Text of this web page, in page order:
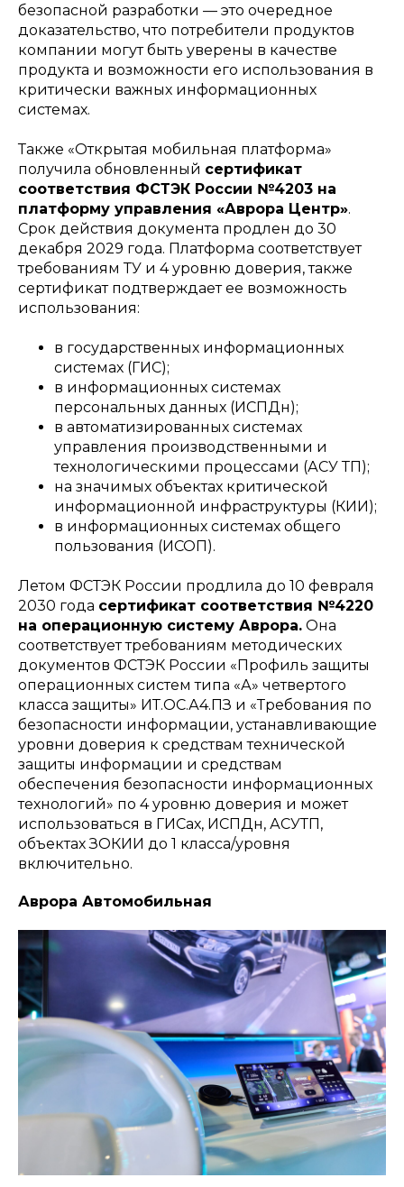
безопасной разработки — это очередное
доказательство, что потребители продуктов
компании могут быть уверены в качестве
продукта и возможности его использования в
критически важных информационных
системах.
Также «Открытая мобильная платформа»
получила обновленный сертификат
соответствия ФСТЭК России №4203 на
платформу управления «Аврора Центр».
Срок действия документа продлен до 30
декабря 2029 года. Платформа соответствует
требованиям ТУ и 4 уровню доверия, также
сертификат подтверждает ее возможность
использования:
в государственных информационных
системах (ГИС);
в информационных системах
персональных данных (ИСПДн);
в автоматизированных системах
управления производственными и
технологическими процессами (АСУ ТП);
на значимых объектах критической
информационной инфраструктуры (КИИ);
в информационных системах общего
пользования (ИСОП).
Летом ФСТЭК России продлила до 10 февраля
2030 года сертификат соответствия №4220
на операционную систему Аврора. Она
соответствует требованиям методических
документов ФСТЭК России «Профиль защиты
операционных систем типа «А» четвертого
класса защиты» ИТ.ОС.А4.ПЗ и «Требования по
безопасности информации, устанавливающие
уровни доверия к средствам технической
защиты информации и средствам
обеспечения безопасности информационных
технологий» по 4 уровню доверия и может
использоваться в ГИСах, ИСПДн, АСУТП,
объектах ЗОКИИ до 1 класса/уровня
включительно.
Аврора Автомобильная